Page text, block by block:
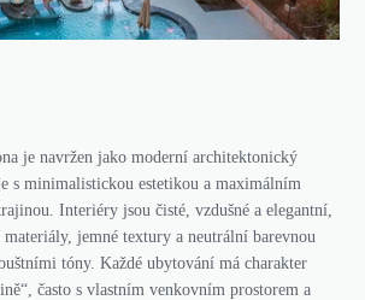
je navržen jako moderní architektonický
s minimalistickou estetikou a maximálním
Interiéry jsou čisté, vzdušné a elegantní,
jemné textury a neutrální barevnou
tóny. Každé ubytování má charakter
často s vlastním venkovním prostorem a